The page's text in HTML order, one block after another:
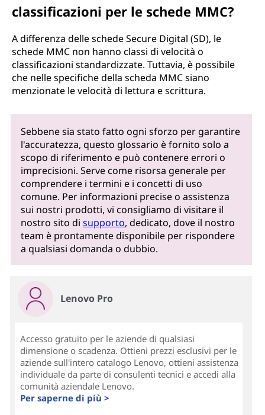
classificazioni per le schede MMC?
A differenza delle schede Secure Digital (SD), le
schede MMC non hanno classi di velocità o
classificazioni standardizzate. Tuttavia, è possibile
che nelle specifiche della scheda MMC siano
menzionate le velocità di lettura e scrittura.
Sebbene sia stato fatto ogni sforzo per garantire
l'accuratezza, questo glossario è fornito solo a
scopo di riferimento e può contenere errori o
imprecisioni. Serve come risorsa generale per
comprendere i termini e i concetti di uso
comune. Per informazioni precise o assistenza
sui nostri prodotti, vi consigliamo di visitare il
nostro sito disupporto, dedicato, dove il nostro
team è prontamente disponibile per rispondere
a qualsiasi domanda o dubbio.
Lenovo Pro
Accesso gratuito per le aziende di qualsiasi
dimensione o scadenza. Ottieni prezzi esclusivi per le
aziende sull'intero catalogo Lenovo, ottieni assistenza
individuale da parte di consulenti tecnici e accedi alla
comunità aziendale Lenovo.
Per saperne di più >